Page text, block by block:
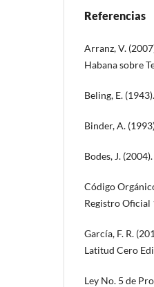
Referencias
Arranz, V.
Habana sobre
Beling, E.
Binder, A.
Bodes, J.
Código
Registro Oficial
García, F. R.
Latitud Cero
Ley No. 5 de